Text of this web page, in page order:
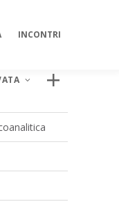
INCONTRI
ISIPSÉ